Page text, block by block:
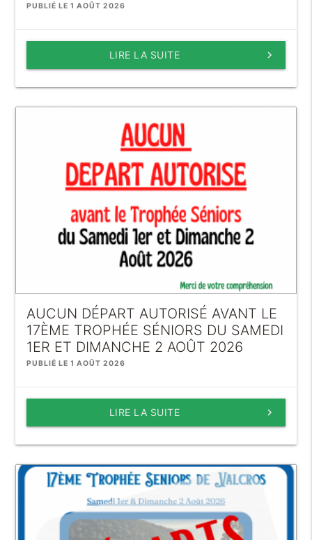
PUBLIÉ LE 1 AOÛT 2026
keyboard_arrow_right
LIRE LA SUITE
AUCUN DÉPART AUTORISÉ AVANT LE
17ÈME TROPHÉE SÉNIORS DU SAMEDI
1ER ET DIMANCHE 2 AOÛT 2026
PUBLIÉ LE 1 AOÛT 2026
keyboard_arrow_right
LIRE LA SUITE